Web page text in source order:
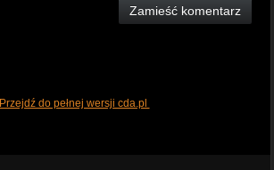
Zamieść komentarz
Przejdź do pełnej wersji cda.pl